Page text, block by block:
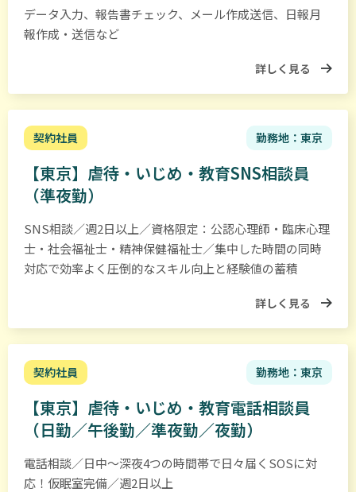
データ入力、報告書チェック、メール作成送信、日報月
報作成・送信など
詳しく見る
契約社員 勤務地：東京
【東京】虐待・いじめ・教育SNS相談員
（準夜勤）
SNS相談／週2日以上／資格限定：公認心理師・臨床心理
士・社会福祉士・精神保健福祉士／集中した時間の同時
対応で効率よく圧倒的なスキル向上と経験値の蓄積
詳しく見る
契約社員 勤務地：東京
【東京】虐待・いじめ・教育電話相談員
（日勤／午後勤／準夜勤／夜勤）
電話相談／日中～深夜4つの時間帯で日々届くSOSに対
応！仮眠室完備／週2日以上
ち
は
手
し
っ
た
も
逆
に
て、
は
じ